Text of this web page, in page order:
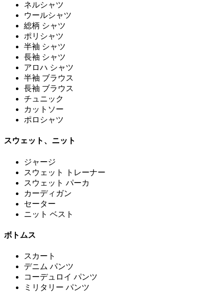
ネルシャツ
ウールシャツ
総柄 シャツ
ポリシャツ
半袖 シャツ
長袖 シャツ
アロハ シャツ
半袖 ブラウス
長袖 ブラウス
チュニック
カットソー
ポロシャツ
スウェット、ニット
ジャージ
スウェット トレーナー
スウェット パーカ
カーディガン
セーター
ニット ベスト
ボトムス
スカート
デニム パンツ
コーデュロイ パンツ
ミリタリー パンツ